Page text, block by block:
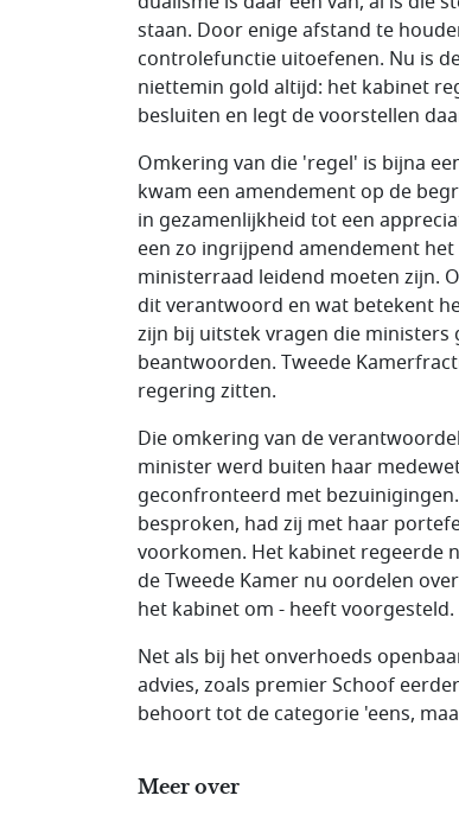
staan. Door enige afstand te
controlefunctie uitoefenen. Nu is
niettemin gold altijd: het kabinet
besluiten en legt de voorstellen
Omkering van die 'regel' is bijna
kwam een amendement op de
in gezamenlijkheid tot een
een zo ingrijpend amendement
ministerraad leidend moeten zijn.
dit verantwoord en wat betekent
zijn bij uitstek vragen die ministers
beantwoorden. Tweede
regering zitten.
Die omkering van de
minister werd buiten haar
geconfronteerd met
besproken, had zij met haar
voorkomen. Het kabinet regeerde
de Tweede Kamer nu oordelen
het kabinet om - heeft voorgesteld.
Net als bij het onverhoeds
advies, zoals premier Schoof
behoort tot de categorie 'eens,
Meer over